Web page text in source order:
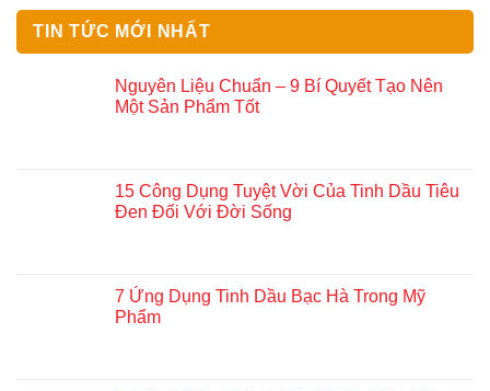
TIN TỨC MỚI NHẤT
Nguyên Liệu Chuẩn – 9 Bí Quyết Tạo Nên
Một Sản Phẩm Tốt
15 Công Dụng Tuyệt Vời Của Tinh Dầu Tiêu
Đen Đối Với Đời Sống
7 Ứng Dụng Tinh Dầu Bạc Hà Trong Mỹ
Phẩm